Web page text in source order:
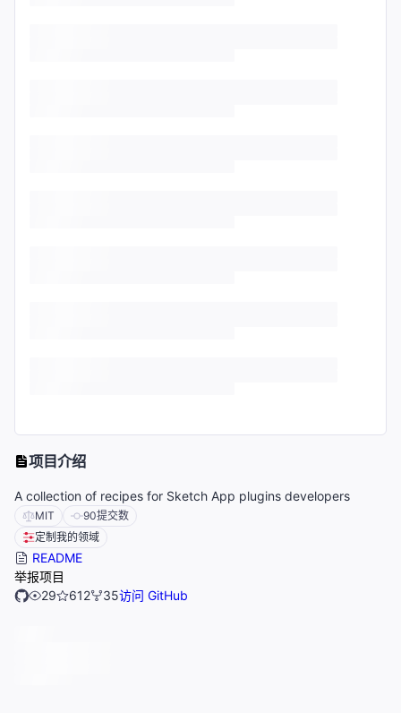
项目介绍
A collection of recipes for Sketch App plugins developers
MIT 90提交数
定制我的领域
README
举报项目
29
612 35访问 GitHub